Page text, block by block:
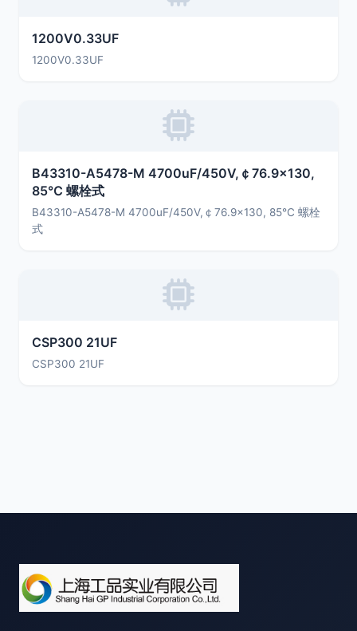
1200V0.33UF
1200V0.33UF
B43310-A5478-M 4700uF/450V,￠76.9×130,
85℃ 螺栓式
B43310-A5478-M 4700uF/450V,￠76.9×130, 85℃ 螺栓
式
CSP300 21UF
CSP300 21UF